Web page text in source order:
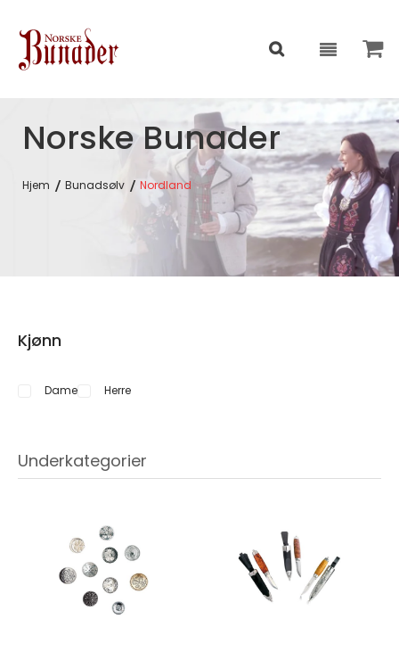
Norske Bunader
Hjem Bunadsølv Nordland
Kjønn
Dame Herre
Underkategorier